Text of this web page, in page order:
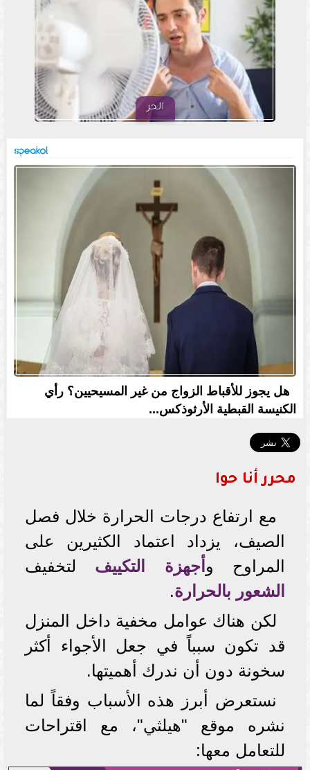
الحر
هل يجوز للأقباط الزواج من غير المسيحيين؟ رأي
الكنيسة القبطية الأرثوذكس...
محرر أنا حوا
مع ارتفاع درجات الحرارة خلال فصل
الصيف، يزداد اعتماد الكثيرين على
المراوح و أجهزة التكييف لتخفيف
الشعور بالحرارة.
لكن هناك عوامل مخفية داخل المنزل
قد تكون سبباً في جعل الأجواء أكثر
سخونة دون أن ندرك أهميتها.
نستعرض أبرز هذه الأسباب وفقاً لما
نشره موقع "هيلثي"، مع اقتراحات
للتعامل معها: